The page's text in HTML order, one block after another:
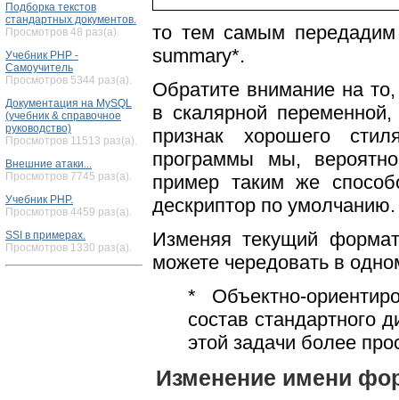
Подборка текстов
стандартных документов.
Просмотров 48 раз(а).
Учебник PHP -
Самоучитель
Просмотров 5344 раз(а).
Документация на MySQL
(учебник & справочное
руководство)
Просмотров 11513 раз(а).
Внешние атаки...
Просмотров 7745 раз(а).
Учебник PHP.
Просмотров 4459 раз(а).
SSI в примерах.
Просмотров 1330 раз(а).
то тем самым передадим
summary*.
Обратите внимание на
в скалярной
признак хорошего
программы мы,
пример таким же
дескриптор по умолчанию.
Изменяя текущий
можете чередовать в
* Объектно-
состав стандартного
этой задачи более
Изменение имени